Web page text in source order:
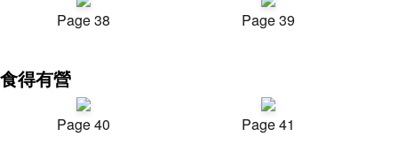
Page 38 Page 39
食得有營
Page 40 Page 41